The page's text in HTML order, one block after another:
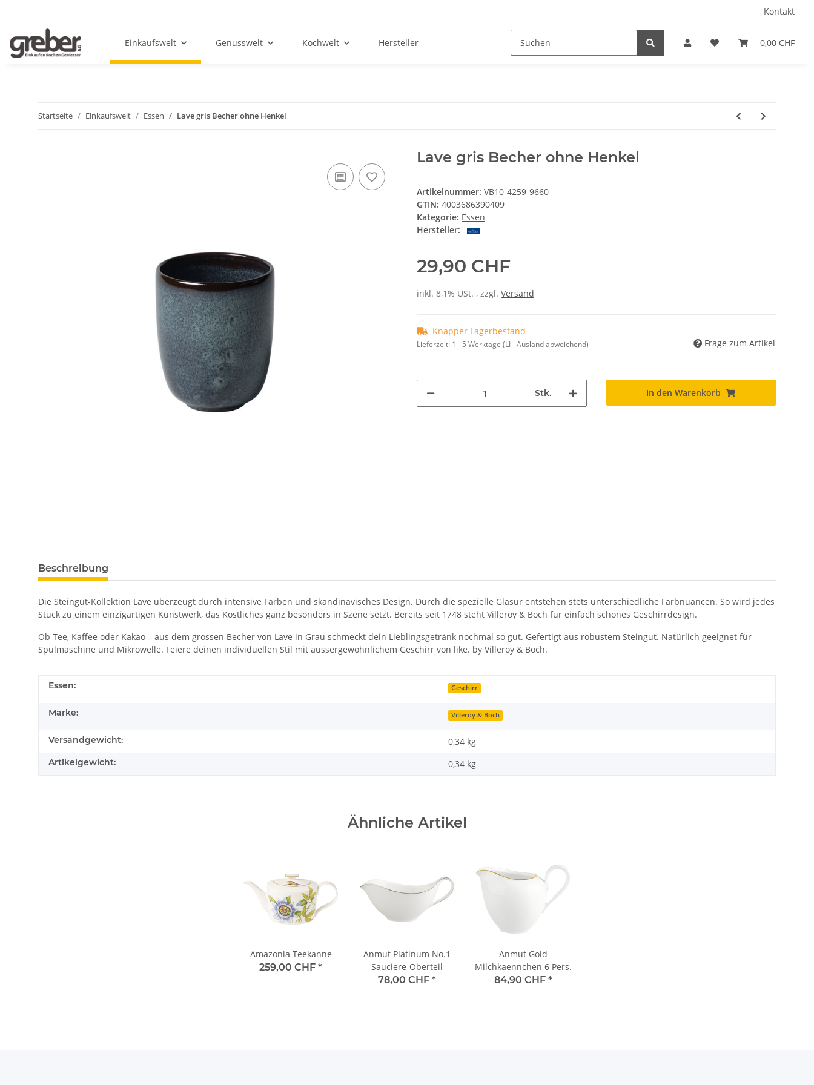
Kontakt
0,00 CHF
Einkaufswelt Genusswelt Kochwelt Hersteller
Startseite Einkaufswelt Essen Lave gris Becher ohne Henkel
Lave gris Becher ohne Henkel
Artikelnummer: VB10-4259-9660
GTIN: 4003686390409
Kategorie: Essen
Hersteller:
29,90 CHF
inkl. 8,1% USt. , zzgl. Versand
Knapper Lagerbestand
Lieferzeit: 1 - 5 Werktage (LI - Ausland abweichend) Frage zum Artikel
Stk. In den Warenkorb
Beschreibung
Die Steingut-Kollektion Lave überzeugt durch intensive Farben und skandinavisches Design. Durch die spezielle Glasur entstehen stets unterschiedliche Farbnuancen. So wird jedes
Stück zu einem einzigartigen Kunstwerk, das Köstliches ganz besonders in Szene setzt. Bereits seit 1748 steht Villeroy & Boch für einfach schönes Geschirrdesign.
Ob Tee, Kaffee oder Kakao – aus dem grossen Becher von Lave in Grau schmeckt dein Lieblingsgetränk nochmal so gut. Gefertigt aus robustem Steingut. Natürlich geeignet für
Spülmaschine und Mikrowelle. Feiere deinen individuellen Stil mit aussergewöhnlichem Geschirr von like. by Villeroy & Boch.
Essen: Geschirr
Marke: Villeroy & Boch
Versandgewicht: 0,34 kg
Artikelgewicht: 0,34 kg
Ähnliche Artikel
Amazonia Teekanne
259,00 CHF *
Anmut Platinum No.1
Sauciere-Oberteil
78,00 CHF *
Anmut Gold
Milchkaennchen 6 Pers.
84,90 CHF *